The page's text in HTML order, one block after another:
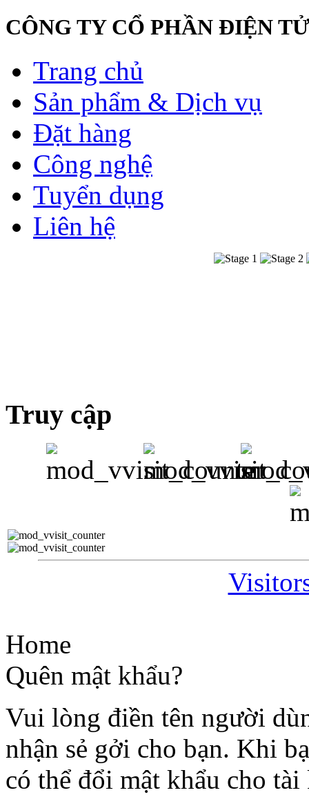
CÔNG TY CỔ PHẦN ĐIỆN
Trang chủ
Sản phẩm & Dịch vụ
Đặt hàng
Công nghệ
Tuyển dụng
Liên hệ
Truy cập
Home
Quên mật khẩu?
Vui lòng điền tên người
nhận sẻ gởi cho bạn. Khi
có thể đổi mật khẩu cho tài